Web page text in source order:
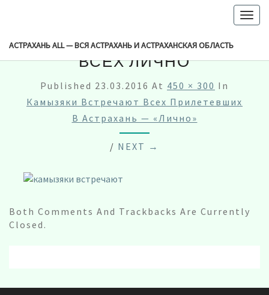
АСТРАХАНЬ ALL — ВСЯ АСТРАХАНЬ И АСТРАХАНСКАЯ ОБЛАСТЬ
КАМЫЗЯКИ ВСТРЕЧАЮТ
ВСЕХ ЛИЧНО
Published 23.03.2016 At 450 × 300 In
Камызяки Встречают Всех Прилетевших
В Астрахань — «лично»
/ NEXT →
Both Comments And Trackbacks Are Currently
Closed.